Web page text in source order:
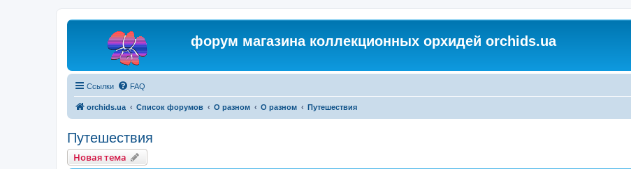
форум магазина коллекционных орхидей orchids.ua
Ссылки FAQ
orchids.ua Список форумов О разном О разном Путешествия
Путешествия
Новая тема